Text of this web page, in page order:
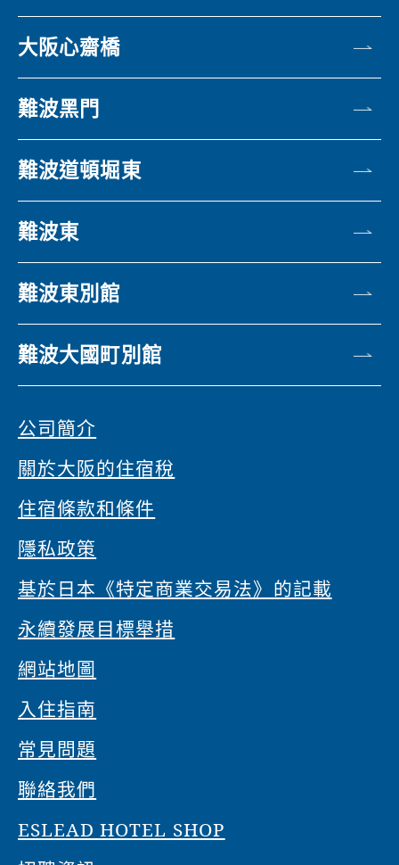
大阪心齋橋
難波黑門
難波道頓堀東
難波東
難波東別館
難波大國町別館
公司簡介
關於大阪的住宿稅
住宿條款和條件
隱私政策
基於日本《特定商業交易法》的記載
永續發展目標舉措
網站地圖
入住指南
常見問題
聯絡我們
ESLEAD HOTEL SHOP